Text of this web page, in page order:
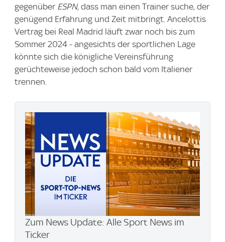
gegenüber ESPN, dass man einen Trainer suche, der
genügend Erfahrung und Zeit mitbringt. Ancelottis
Vertrag bei Real Madrid läuft zwar noch bis zum
Sommer 2024 - angesichts der sportlichen Lage
könnte sich die königliche Vereinsführung
gerüchteweise jedoch schon bald vom Italiener
trennen.
Zum News Update: Alle Sport News im
Ticker